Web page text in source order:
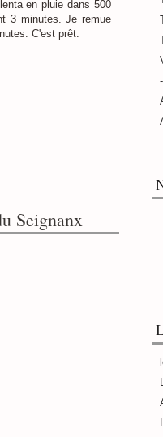
en pluie dans 500
3 minutes. Je remue
C'est prêt.
Seignanx